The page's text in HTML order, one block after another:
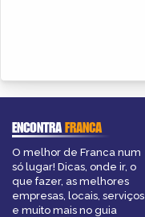
ENCONTRAFRANCA
O melhor de Franca num
só lugar! Dicas, onde ir, o
que fazer, as melhores
empresas, locais, serviços
e muito mais no guia